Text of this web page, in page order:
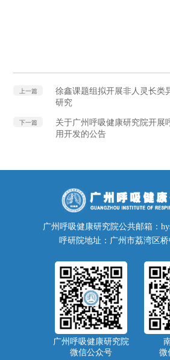
上一篇
徐鑫课题组拟开展非人灵长类
研究
下一篇
关于广州呼吸健康研究院开展
用开发的公告
广州呼吸健康研究院公共邮箱：
呼研院地址：广州市荔湾区
广州呼吸健康研究院
微信公众号
微